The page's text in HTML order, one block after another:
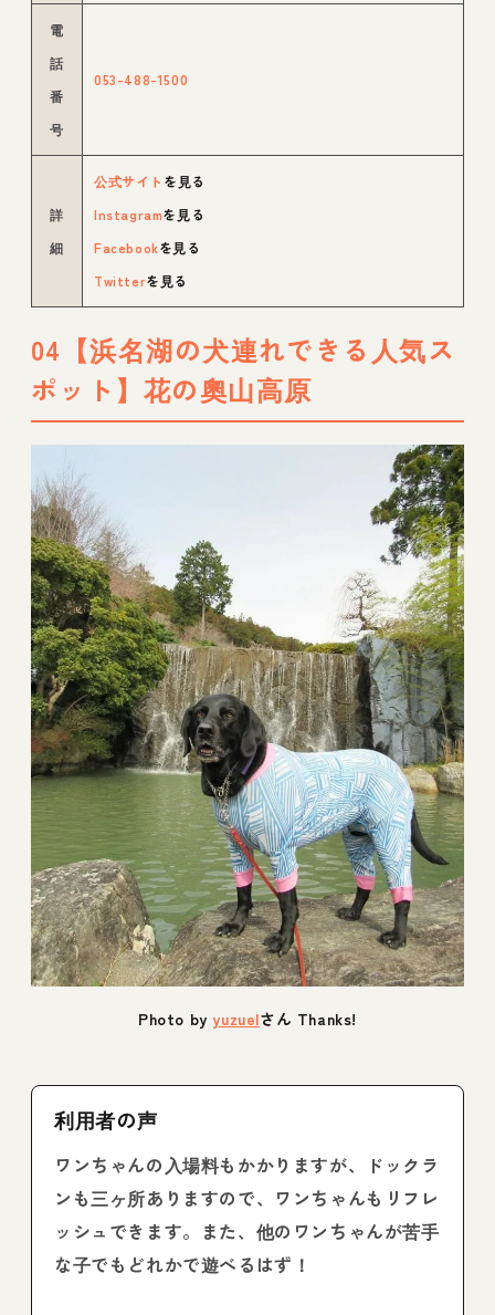
電
話
番
号
053-488-1500
詳
細
公式サイト を見る
Instagramを見る
Facebookを見る
Twitterを見る
04【浜名湖の犬連れできる人気ス
ポット】花の奧山高原
Photo byyuzuelさん Thanks!
利用者の声
ワンちゃんの入場料もかかりますが、ドックラ
ンも三ヶ所ありますので、ワンちゃんもリフレ
ッシュできます。また、他のワンちゃんが苦手
な子でもどれかで遊べるはず！